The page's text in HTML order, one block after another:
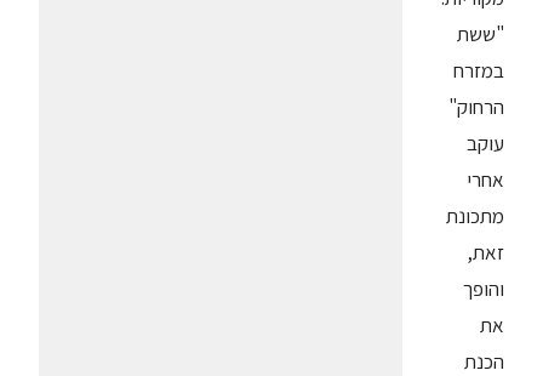
"ששת
במזרח
הרחוק"
עוקב
אחרי
מתכונת
זאת,
והופך
את
הכנת